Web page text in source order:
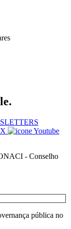
- Conselho
pública no